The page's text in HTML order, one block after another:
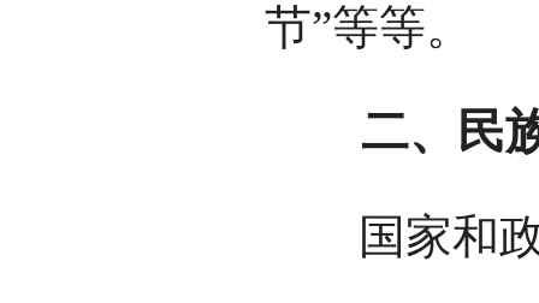
节”等等。
二、民族
国家和政